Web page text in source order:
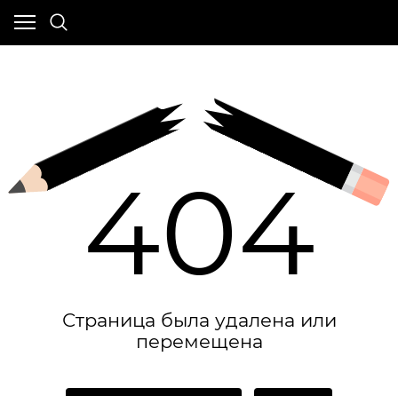
404
Страница была удалена или
перемещена